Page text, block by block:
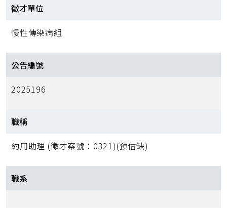
徵才單位
慢性傳染病組
公告編號
2025196
職稱
約用助理 (徵才案號：0321)(預估缺)
職系